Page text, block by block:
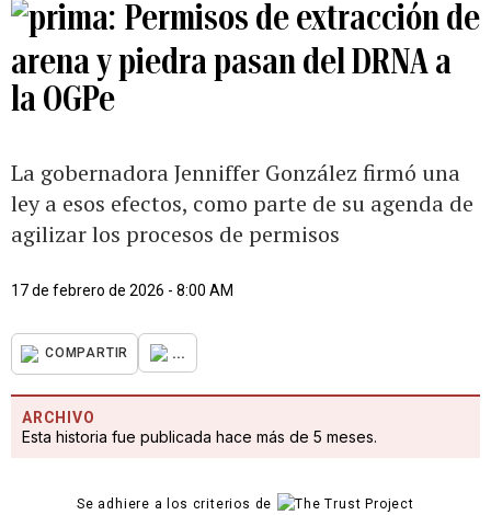
Permisos de extracción de
arena y piedra pasan del DRNA a
la OGPe
La gobernadora Jenniffer González firmó una
ley a esos efectos, como parte de su agenda de
agilizar los procesos de permisos
17 de febrero de 2026 - 8:00 AM
COMPARTIR ...
ARCHIVO
Esta historia fue publicada hace más de 5 meses.
Se adhiere a los criterios de